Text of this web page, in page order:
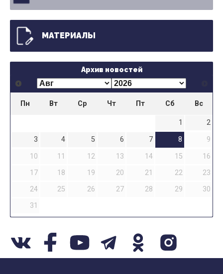
МАТЕРИАЛЫ
Архив новостей
Пн Вт Ср Чт Пт Сб Вс
1
2
3
4 5 6 7 8
9
10
11 12 13 14 15
16
17
18 19 20 21 22
23
24
25 26 27 28 29
30
31